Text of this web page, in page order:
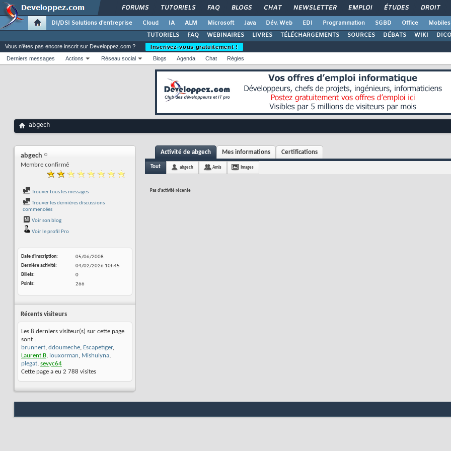
FORUMS TUTORIELS FAQ BLOGS CHAT NEWSLETTER EMPLOI ÉTUDES DROIT
DI/DSI Solutions d'entreprise Cloud IA ALM Microsoft Java Dév. Web EDI Programmation SGBD Office Mobiles
TUTORIELS
FAQ WEBINAIRES LIVRES TÉLÉCHARGEMENTS SOURCES DÉBATS WIKI DICO
Vous n'êtes pas encore inscrit sur Developpez.com ?
Inscrivez-vous gratuitement !
Derniers messages
Actions Réseau social Blogs Agenda Chat Règles
abgech
abgech
Membre confirmé
Trouver tous les messages
Trouver les dernières discussions
commencées
Voir son blog
Voir le profil Pro
Date d'inscription
05/06/2008
Dernière activité
04/02/2026 10h45
Billets
0
Points
266
Récents visiteurs
Les 8 derniers visiteur(s) sur cette page
sont :
brunnert, ddoumeche, Escapetiger,
Laurent.B, louxorman, Mishulyna,
plegat, sevyc64
Cette page a eu 2 788 visites
Activité de abgech Mes informations Certifications
Tout abgech Amis Images
Pas d'activité récente